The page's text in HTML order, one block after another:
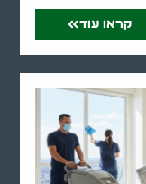
קראו עוד